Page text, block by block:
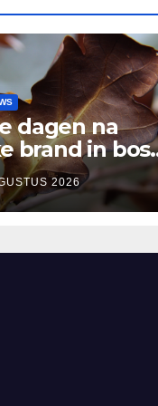
dagen na
brand in bos
Rosmalen en
2026